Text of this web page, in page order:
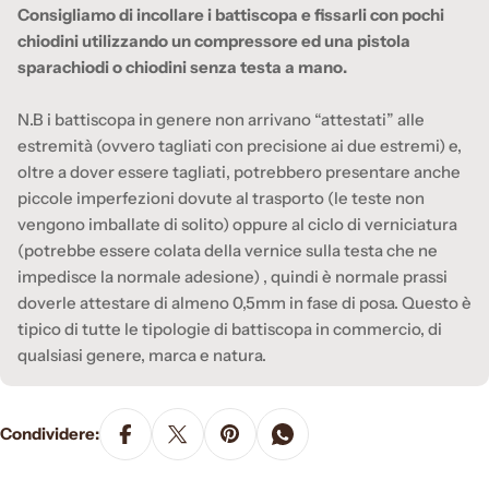
Consigliamo di incollare i battiscopa e fissarli con pochi
chiodini utilizzando un compressore ed una pistola
sparachiodi o chiodini senza testa a mano.
N.B i battiscopa in genere non arrivano “attestati” alle
estremità (ovvero tagliati con precisione ai due estremi) e,
oltre a dover essere tagliati, potrebbero presentare anche
piccole imperfezioni dovute al trasporto (le teste non
vengono imballate di solito) oppure al ciclo di verniciatura
(potrebbe essere colata della vernice sulla testa che ne
impedisce la normale adesione) , quindi è normale prassi
doverle attestare di almeno 0,5mm in fase di posa. Questo è
tipico di tutte le tipologie di battiscopa in commercio, di
qualsiasi genere, marca e natura.
Condividere: